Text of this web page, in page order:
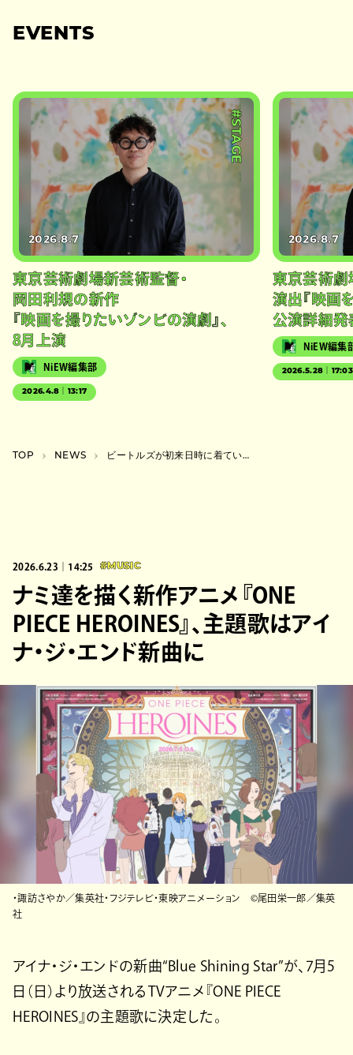
EVENTS
#STAGE
2026.8.7
東京芸術劇場新芸術監督・
岡田利規の新作
『映画を撮りたいゾンビの演劇』、
8月上演
NiEW編集部
2026.4.8｜13:17
2026.8.7
東京芸術劇
演出『映画
公演詳細発
NiEW編集
2026.5.28｜17:03
TOP NEWS ビートルズが初来日時に着ていた「JALはっぴ」、ポップアップストアで店頭販売決定
2026.6.23｜14:25 #MUSIC
ナミ達を描く新作アニメ『ONE
PIECE HEROINES』、主題歌はアイ
ナ・ジ・エンド新曲に
・諏訪さやか／集英社・フジテレビ・東映アニメーション ©尾⽥栄⼀郎／集英
社
アイナ・ジ・エンドの新曲“Blue Shining Star”が、7月5
日（日）より放送されるTVアニメ『ONE PIECE
HEROINES』の主題歌に決定した。